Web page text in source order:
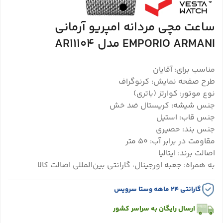
ساعت مچی مردانه امپریو آرمانی
EMPORIO ARMANI مدل AR11104
مناسب برای: آقایان
طرح صفحه نمایش: کرنوگراف
نوع موتور: کوارتز (باتری)
جنس شیشه: کریستال ضد خش
جنس قاب: استیل
جنس بند: حصیری
مقاومت در برابر آب: 50 متر
اصالت برند: ایتالیا
به همراه: جعبه اورجینال، گارانتی بین‌المللی اصالت کالا
گارانتی ۲۴ ماهه وستا سرویس
ارسال رایگان به سراسر کشور